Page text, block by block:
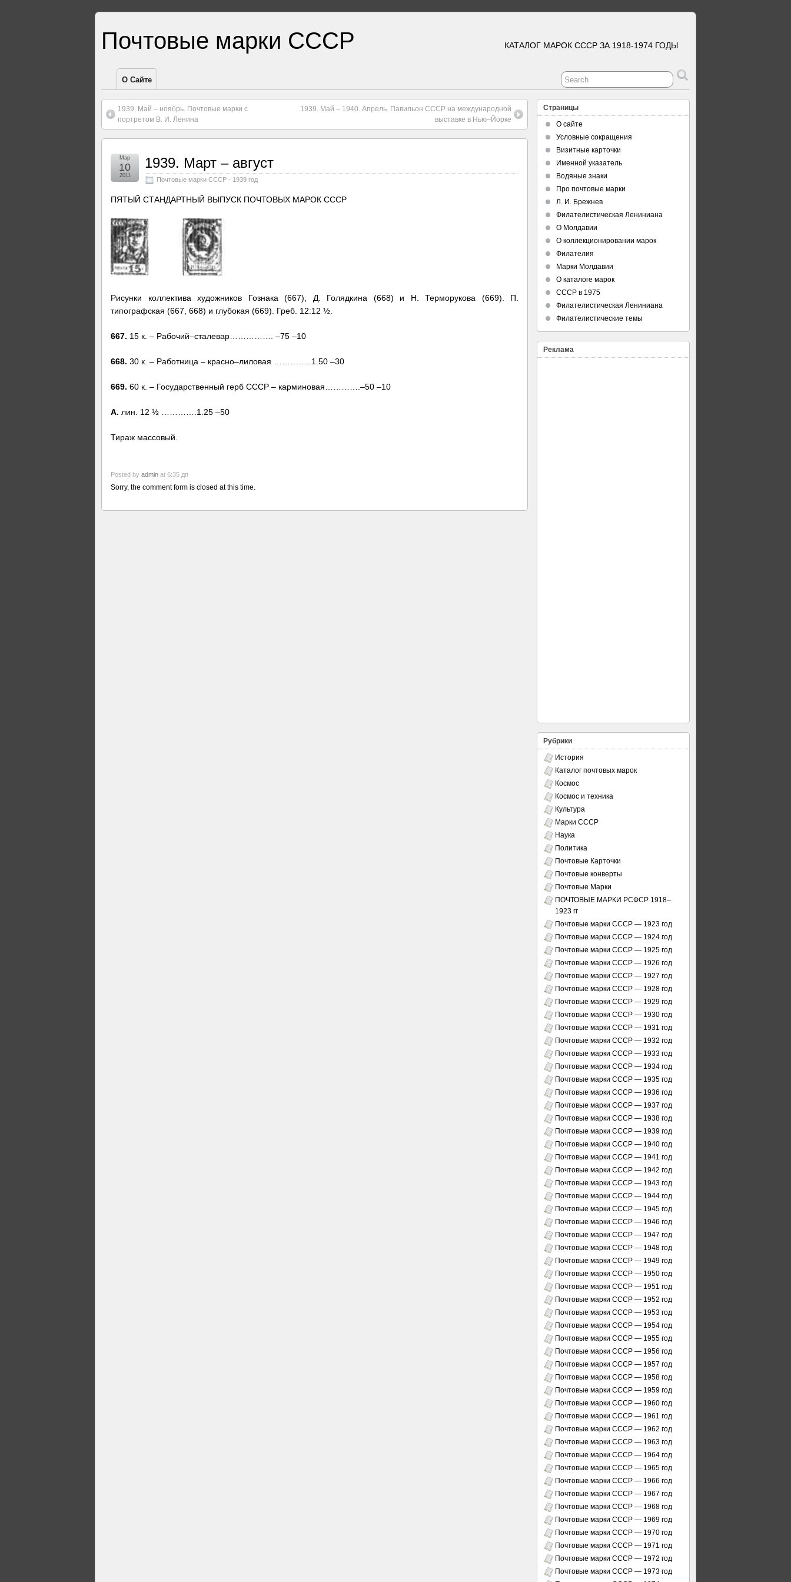
Почтовые марки СССР КАТАЛОГ МАРОК СССР ЗА 1918-1974 ГОДЫ
О Сайте
1939. Май – ноябрь. Почтовые марки с
портретом В. И. Ленина
1939. Май – 1940. Апрель. Павильон СССР на международной
выставке в Нью–Йорке
1939. Март – август
Почтовые марки СССР - 1939 год
Мар
10
2011
ПЯТЫЙ СТАНДАРТНЫЙ ВЫПУСК ПОЧТОВЫХ МАРОК СССР
Рисунки коллектива художников Гознака (667), Д. Голядкина (668) и Н. Терморукова (669). П.
типографская (667, 668) и глубокая (669). Греб. 12:12 ½.
667. 15 к. – Рабочий–сталевар……………. –75 –10
668. 30 к. – Работница – красно–лиловая …………..1.50 –30
669. 60 к. – Государственный герб СССР – карминовая………….–50 –10
А. лин. 12 ½ ………….1.25 –50
Тираж массовый.
Posted by admin at 6:35 дп
Sorry, the comment form is closed at this time.
Страницы
О сайте
Условные сокращения
Визитные карточки
Именной указатель
Водяные знаки
Про почтовые марки
Л. И. Брежнев
Филателистическая Лениниана
О Молдавии
О коллекционировании марок
Филателия
Марки Молдавии
О каталоге марок
СССР в 1975
Филателистическая Лениниана
Филателистические темы
Реклама
Рубрики
История
Каталог почтовых марок
Космос
Космос и техника
Культура
Марки СССР
Наука
Политика
Почтовые Карточки
Почтовые конверты
Почтовые Марки
ПОЧТОВЫЕ МАРКИ РСФСР 1918–
1923 гг
Почтовые марки СССР — 1923 год
Почтовые марки СССР — 1924 год
Почтовые марки СССР — 1925 год
Почтовые марки СССР — 1926 год
Почтовые марки СССР — 1927 год
Почтовые марки СССР — 1928 год
Почтовые марки СССР — 1929 год
Почтовые марки СССР — 1930 год
Почтовые марки СССР — 1931 год
Почтовые марки СССР — 1932 год
Почтовые марки СССР — 1933 год
Почтовые марки СССР — 1934 год
Почтовые марки СССР — 1935 год
Почтовые марки СССР — 1936 год
Почтовые марки СССР — 1937 год
Почтовые марки СССР — 1938 год
Почтовые марки СССР — 1939 год
Почтовые марки СССР — 1940 год
Почтовые марки СССР — 1941 год
Почтовые марки СССР — 1942 год
Почтовые марки СССР — 1943 год
Почтовые марки СССР — 1944 год
Почтовые марки СССР — 1945 год
Почтовые марки СССР — 1946 год
Почтовые марки СССР — 1947 год
Почтовые марки СССР — 1948 год
Почтовые марки СССР — 1949 год
Почтовые марки СССР — 1950 год
Почтовые марки СССР — 1951 год
Почтовые марки СССР — 1952 год
Почтовые марки СССР — 1953 год
Почтовые марки СССР — 1954 год
Почтовые марки СССР — 1955 год
Почтовые марки СССР — 1956 год
Почтовые марки СССР — 1957 год
Почтовые марки СССР — 1958 год
Почтовые марки СССР — 1959 год
Почтовые марки СССР — 1960 год
Почтовые марки СССР — 1961 год
Почтовые марки СССР — 1962 год
Почтовые марки СССР — 1963 год
Почтовые марки СССР — 1964 год
Почтовые марки СССР — 1965 год
Почтовые марки СССР — 1966 год
Почтовые марки СССР — 1967 год
Почтовые марки СССР — 1968 год
Почтовые марки СССР — 1969 год
Почтовые марки СССР — 1970 год
Почтовые марки СССР — 1971 год
Почтовые марки СССР — 1972 год
Почтовые марки СССР — 1973 год